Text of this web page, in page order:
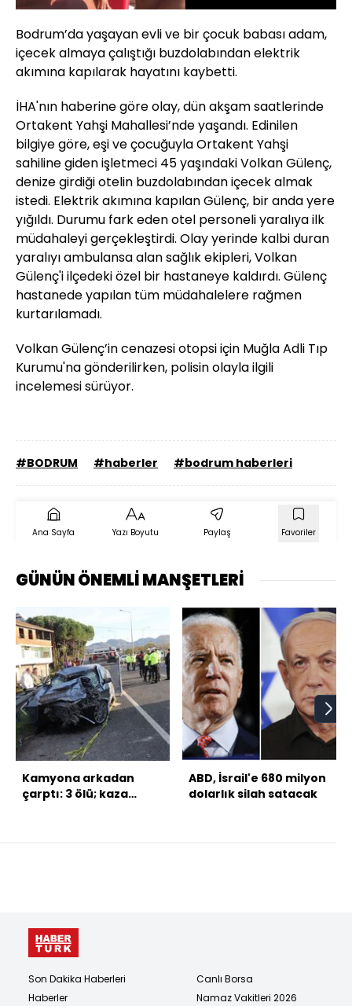
Bodrum’da yaşayan evli ve bir çocuk babası adam,
içecek almaya çalıştığı buzdolabından elektrik
akımına kapılarak hayatını kaybetti.
İHA'nın haberine göre olay, dün akşam saatlerinde
Ortakent Yahşi Mahallesi’nde yaşandı. Edinilen
bilgiye göre, eşi ve çocuğuyla Ortakent Yahşi
sahiline giden işletmeci 45 yaşındaki Volkan Gülenç,
denize girdiği otelin buzdolabından içecek almak
istedi. Elektrik akımına kapılan Gülenç, bir anda yere
yığıldı. Durumu fark eden otel personeli yaralıya ilk
müdahaleyi gerçekleştirdi. Olay yerinde kalbi duran
yaralıyı ambulansa alan sağlık ekipleri, Volkan
Gülenç'i ilçedeki özel bir hastaneye kaldırdı. Gülenç
hastanede yapılan tüm müdahalelere rağmen
kurtarılamadı.
Volkan Gülenç’in cenazesi otopsi için Muğla Adli Tıp
Kurumu'na gönderilirken, polisin olayla ilgili
incelemesi sürüyor.
#BODRUM #haberler #bodrum haberleri
Ana Sayfa Yazı Boyutu Paylaş Favoriler
GÜNÜN ÖNEMLİ MANŞETLERİ
Kamyona arkadan
çarptı: 3 ölü; kaza
ABD, İsrail'e 680 milyon
dolarlık silah satacak
Son Dakika Haberleri
Haberler
Canlı Borsa
Namaz Vakitleri 2026